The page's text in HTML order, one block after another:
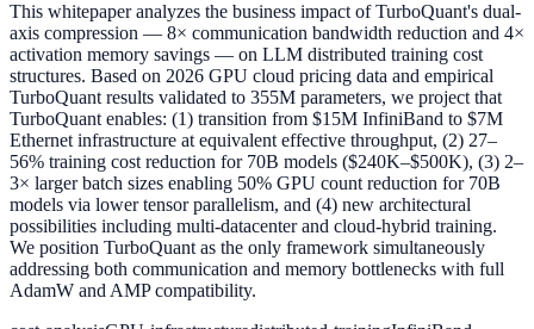
This whitepaper analyzes the business impact of TurboQuant's dual-
axis compression — 8× communication bandwidth reduction and 4×
activation memory savings — on LLM distributed training cost
structures. Based on 2026 GPU cloud pricing data and empirical
TurboQuant results validated to 355M parameters, we project that
TurboQuant enables: (1) transition from $15M InfiniBand to $7M
Ethernet infrastructure at equivalent effective throughput, (2) 27–
56% training cost reduction for 70B models ($240K–$500K), (3) 2–
3× larger batch sizes enabling 50% GPU count reduction for 70B
models via lower tensor parallelism, and (4) new architectural
possibilities including multi-datacenter and cloud-hybrid training.
We position TurboQuant as the only framework simultaneously
addressing both communication and memory bottlenecks with full
AdamW and AMP compatibility.